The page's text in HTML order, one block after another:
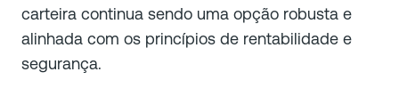
carteira continua sendo uma opção robusta e
alinhada com os princípios de rentabilidade e
segurança.